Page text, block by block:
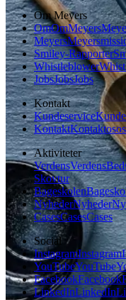
Om Meyers
OmOmMeyers
MeyersMeyers
Smiley-Rapporter
Whistleblower
JobsJobsJobs
Kontakt
Kundeservice
KontaktKontaktosos
Aktiviteter
VerdensVerdens
Skovtur
Bageskolen
NyhederNyheder
CasesCasesCases
Social
InstagramInstagram
YouTubeYouTube
FacebookFacebook
LinkedInLinkedIn